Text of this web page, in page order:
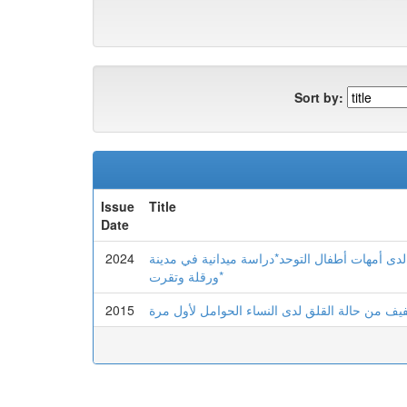
Sort by:
Issue
Date
Title
2024
أمهات أطفال التوحد*دراسة ميدانية في مدينة
ورقلة وتقرت*
2015 من حالة القلق لدى النساء الحوامل لأول مرة